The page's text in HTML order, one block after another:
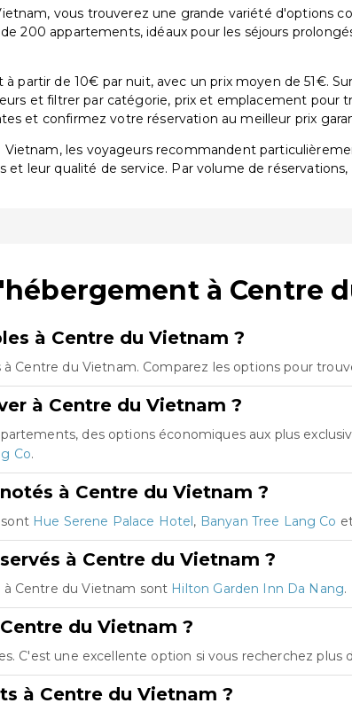
vous trouverez une grande variété d'options
200 appartements, idéaux pour les séjours
de 10€ par nuit, avec un prix moyen de 51€.
et filtrer par catégorie, prix et emplacement pour
et confirmez votre réservation au meilleur prix
les voyageurs recommandent
et leur qualité de service. Par volume de
à Centre
à Centre du Vietnam ?
Centre du Vietnam. Comparez les options pour
à Centre du Vietnam ?
des options économiques aux plus
Co.
à Centre du Vietnam ?
Hue Serene Palace Hotel, Banyan Tree Lang Co
à Centre du Vietnam ?
Centre du Vietnam sont Hilton Garden Inn Da Nang.
du Vietnam ?
C'est une excellente option si vous recherchez
à Centre du Vietnam ?